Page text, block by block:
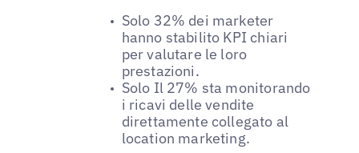
Solo 32% dei marketer
hanno stabilito KPI chiari
per valutare le loro
prestazioni.
Solo Il 27% sta monitorando
i ricavi delle vendite
direttamente collegato al
location marketing.